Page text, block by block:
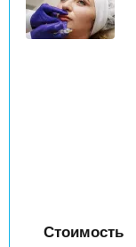
Стоимость